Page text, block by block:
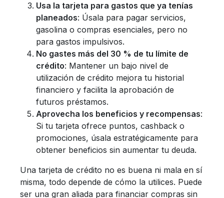
Usa la tarjeta para gastos que ya tenías
planeados: Úsala para pagar servicios,
gasolina o compras esenciales, pero no
para gastos impulsivos.
No gastes más del 30 % de tu límite de
crédito: Mantener un bajo nivel de
utilización de crédito mejora tu historial
financiero y facilita la aprobación de
futuros préstamos.
Aprovecha los beneficios y recompensas:
Si tu tarjeta ofrece puntos, cashback o
promociones, úsala estratégicamente para
obtener beneficios sin aumentar tu deuda.
Una tarjeta de crédito no es buena ni mala en sí
misma, todo depende de cómo la utilices. Puede
ser una gran aliada para financiar compras sin